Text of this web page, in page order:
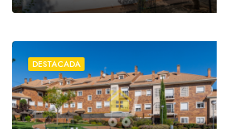
DESTACADA